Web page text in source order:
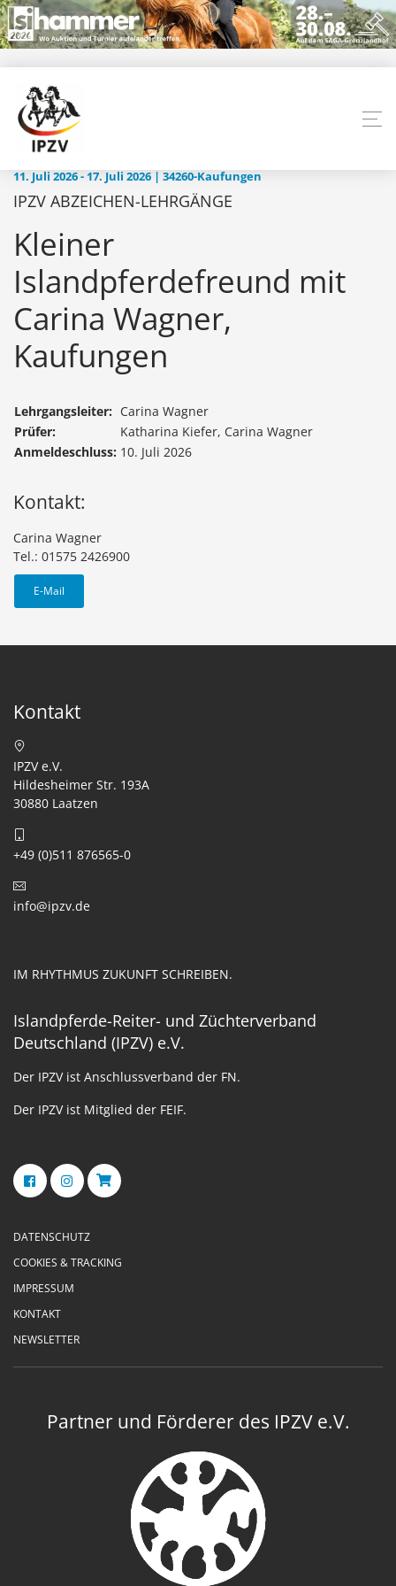
11. Juli 2026 - 17. Juli 2026 | 34260-Kaufungen
IPZV ABZEICHEN-LEHRGÄNGE
Kleiner
Islandpferdefreund mit
Carina Wagner,
Kaufungen
Lehrgangsleiter: Carina Wagner
Prüfer:
Katharina Kiefer, Carina Wagner
Anmeldeschluss: 10. Juli 2026
Kontakt:
Carina Wagner
Tel.: 01575 2426900
E-Mail
Kontakt
IPZV e.V.
Hildesheimer Str. 193A
30880 Laatzen
+49 (0)511 876565-0
info@ipzv.de
IM RHYTHMUS ZUKUNFT SCHREIBEN.
Islandpferde-Reiter- und Züchterverband
Deutschland (IPZV) e.V.
Der IPZV ist Anschlussverband der FN.
Der IPZV ist Mitglied der FEIF.
DATENSCHUTZ
COOKIES & TRACKING
IMPRESSUM
KONTAKT
NEWSLETTER
Partner und Förderer des IPZV e.V.